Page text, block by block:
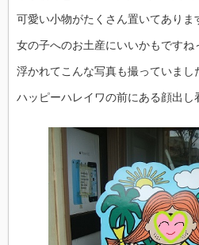
可愛い小物がたくさん置いてありま
女の子へのお土産にいいかもですね
浮かれてこんな写真も撮っていま
ハッピーハレイワの前にある顔出し